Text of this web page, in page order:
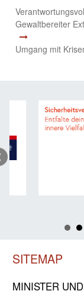
Gewaltbereiter
Umgang mit
SITEMAP
MINISTER